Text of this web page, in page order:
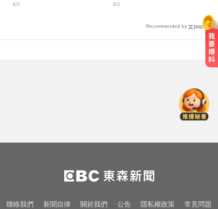
高空
8/3
家炸鍋
8/2
Recommended by
小吃店包廂多次性侵
慈濟買疫苗遭詐！陳時中喊「不實
指控者道歉」 蔣萬安回應了
TPBL／周儀翔重返職籃加盟國王！
聯絡我們 新聞自律 關於我們 公告 隱私權政策 常見問題